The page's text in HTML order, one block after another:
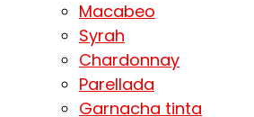
Macabeo
Syrah
Chardonnay
Parellada
Garnacha tinta